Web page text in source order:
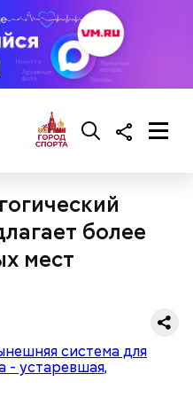
более
мест
«Московское
2018 года. Ее